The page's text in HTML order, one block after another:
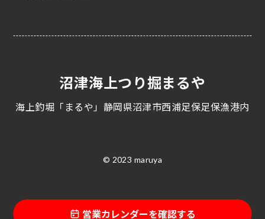
営業カレンダーを確認する
沼津海上つり掘まるや
海上釣堀「まるや」静岡県沼津市西浦足保足保漁港内
© 2023 maruya